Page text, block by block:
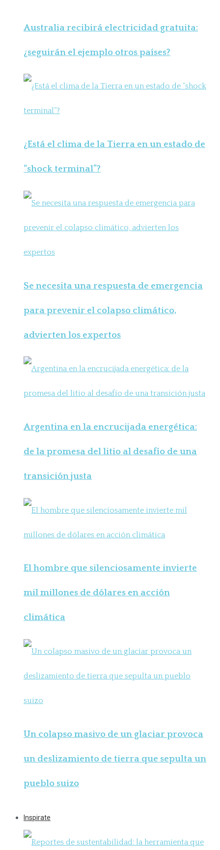
Australia recibirá electricidad gratuita:
¿seguirán el ejemplo otros países?
¿Está el clima de la Tierra en un estado de
“shock terminal”?
Se necesita una respuesta de emergencia
para prevenir el colapso climático,
advierten los expertos
Argentina en la encrucijada energética:
de la promesa del litio al desafío de una
transición justa
El hombre que silenciosamente invierte
mil millones de dólares en acción
climática
Un colapso masivo de un glaciar provoca
un deslizamiento de tierra que sepulta un
pueblo suizo
Inspirate